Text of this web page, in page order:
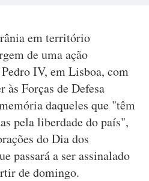
em território
de uma ação
IV, em Lisboa, com
às Forças de Defesa
daqueles que "têm
pela liberdade do país",
do Dia dos
passará a ser assinalado
de domingo.